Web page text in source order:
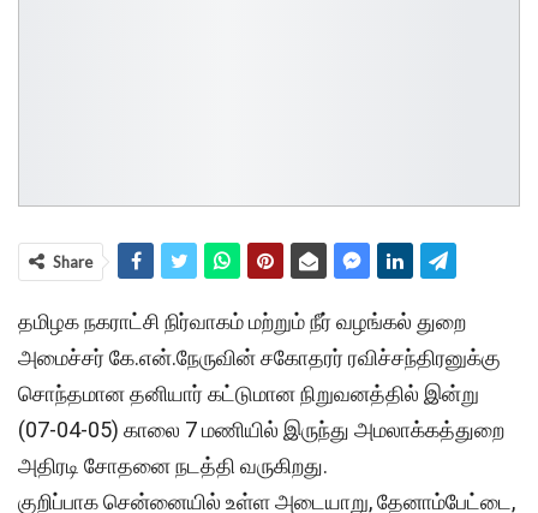
Share
தமிழக நகராட்சி நிர்வாகம் மற்றும் நீர் வழங்கல் துறை
அமைச்சர் கே.என்.நேருவின் சகோதரர் ரவிச்சந்திரனுக்கு
சொந்தமான தனியார் கட்டுமான நிறுவனத்தில் இன்று
(07-04-05) காலை 7 மணியில் இருந்து அமலாக்கத்துறை
அதிரடி சோதனை நடத்தி வருகிறது.
குறிப்பாக சென்னையில் உள்ள அடையாறு, தேனாம்பேட்டை,